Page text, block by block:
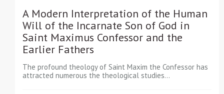
A Modern Interpretation of the Human
Will of the Incarnate Son of God in
Saint Maximus Confessor and the
Earlier Fathers
The profound theology of Saint Maxim the Confessor has
attracted numerous the theological studies...